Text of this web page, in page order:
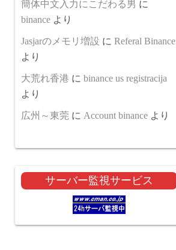
簡体中文入力にこだわる男 に
binance より
Jasjarのメモリ増設 に Referal Binance
より
大荒れ香港 に binance us registracija
より
広州～東莞 に Account binance より
サーバー監視サービス